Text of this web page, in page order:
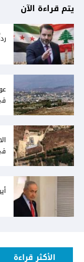
يتم قراءة الآن
الأكثر قراءة